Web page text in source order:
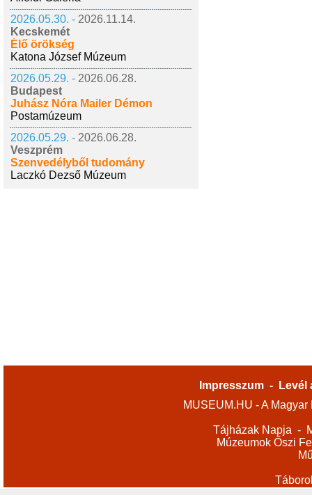
2026.05.30. - 2026.11.14.
Kecskemét
Élő örökség
Katona József Múzeum
2026.05.29. - 2026.06.28.
Budapest
Juhász Nóra Mailer Démon
Postamúzeum
2026.05.29. - 2026.06.28.
Veszprém
Szenvedélyből tudomány
Laczkó Dezső Múzeum
Impresszum -
Levél
MUSEUM.HU - A
Tájházak Napja -
Múzeumok Őszi